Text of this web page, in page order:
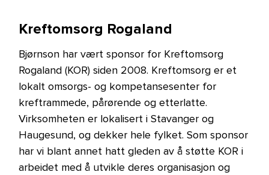
Kreftomsorg Rogaland
Bjørnson har vært sponsor for Kreftomsorg
Rogaland (KOR) siden 2008. Kreftomsorg er et
lokalt omsorgs- og kompetansesenter for
kreftrammede, pårørende og etterlatte.
Virksomheten er lokalisert i Stavanger og
Haugesund, og dekker hele fylket. Som sponsor
har vi blant annet hatt gleden av å støtte KOR i
arbeidet med å utvikle deres organisasjon og